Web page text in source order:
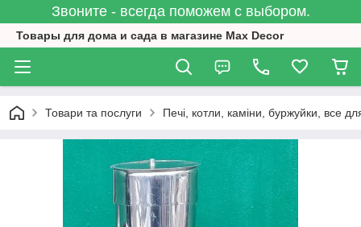
Звоните - всегда поможем с выбором.
Товары для дома и сада в магазине Max Decor
Товари та послуги Печі, котли, каміни, буржуйки, все